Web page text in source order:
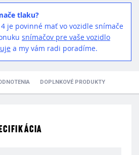
tlaku?
je povinné mať vo vozidle snímače
snímačov pre vaše vozidlo
a my vám radi poradíme.
DOPLNKOVÉ PRODUKTY